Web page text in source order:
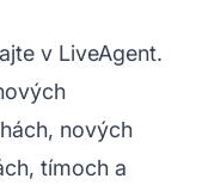
v LiveAgent.
nových
tímoch a